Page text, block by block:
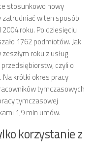
stosunkowo nowy
zatrudniać w ten sposób
roku. Po dziesięciu
1762 podmiotów. Jak
roku z usług
czyli o
Na krótki okres pracy
tymczasowych
tymczasowej
1,9 mln umów.
korzystanie z